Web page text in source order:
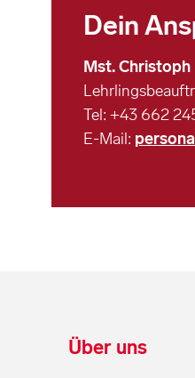
Dein
Mst. Christoph
Tel: +43 662
E-Mail:
Über uns